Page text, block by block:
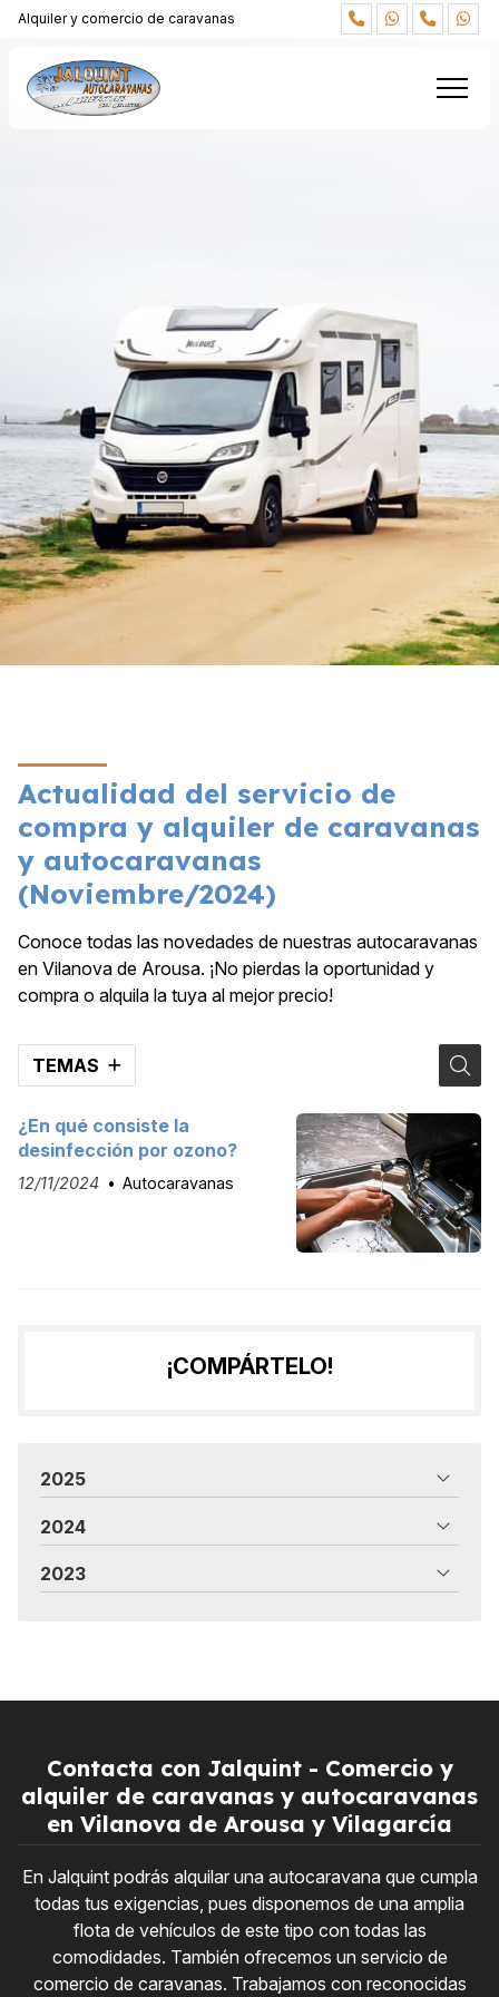
Alquiler y comercio de caravanas
Actualidad del servicio de
compra y alquiler de caravanas
y autocaravanas
(Noviembre/2024)
Conoce todas las novedades de nuestras autocaravanas
en Vilanova de Arousa. ¡No pierdas la oportunidad y
compra o alquila la tuya al mejor precio!
TEMAS
¿En qué consiste la
desinfección por ozono?
12/11/2024 Autocaravanas
¡COMPÁRTELO!
2025
2024
2023
Contacta con Jalquint - Comercio y
alquiler de caravanas y autocaravanas
en Vilanova de Arousa y Vilagarcía
En Jalquint podrás alquilar una autocaravana que cumpla
todas tus exigencias, pues disponemos de una amplia
flota de vehículos de este tipo con todas las
comodidades. También ofrecemos un servicio de
comercio de caravanas. Trabajamos con reconocidas